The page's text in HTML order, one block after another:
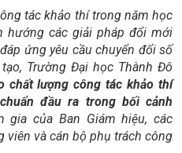
tác khảo thí trong năm học
hướng các giải pháp đổi mới
ứng yêu cầu chuyển đổi số
Trường Đại học Thành Đô
chất lượng công tác khảo thí
đầu ra trong bối cảnh
của Ban Giám hiệu, các
viên và cán bộ phụ trách công